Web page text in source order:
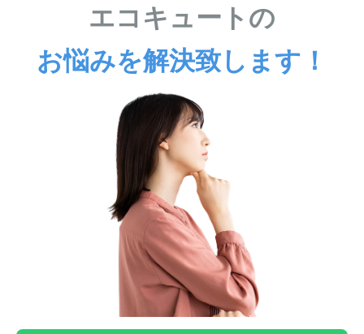
エコキュートの
お悩みを解決致します！